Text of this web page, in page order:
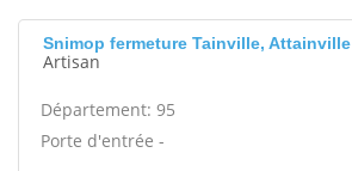
Snimop fermeture Tainville, Attainville
Artisan
Département: 95
Porte d'entrée -